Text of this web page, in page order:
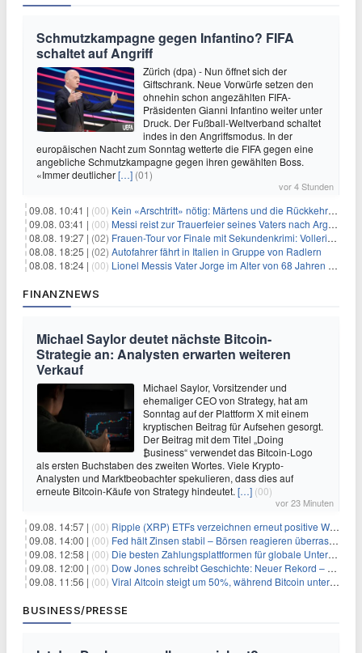
Schmutzkampagne gegen Infantino? FIFA
schaltet auf Angriff
Zürich (dpa) - Nun öffnet sich der
Giftschrank. Neue Vorwürfe setzen den
ohnehin schon angezählten FIFA-
Präsidenten Gianni Infantino weiter unter
Druck. Der Fußball-Weltverband schaltet
indes in den Angriffsmodus. In der
europäischen Nacht zum Sonntag wetterte die FIFA gegen eine
angebliche Schmutzkampagne gegen ihren gewählten Boss.
«Immer deutlicher[…] (01)
vor 4 Stunden
09.08. 10:41 | (00) Kein «Arschtritt» nötig: Märtens und die Rückkehr nach Paris
09.08. 03:41 | (00) Messi reist zur Trauerfeier seines Vaters nach Argentinien
08.08. 19:27 | (02) Frauen-Tour vor Finale mit Sekundenkrimi: Vollering in Gelb
08.08. 18:25 | (02) Autofahrer fährt in Italien in Gruppe von Radlern
08.08. 18:24 | (00) Lionel Messis Vater Jorge im Alter von 68 Jahren gestorben
FINANZNEWS
Michael Saylor deutet nächste Bitcoin-
Strategie an: Analysten erwarten weiteren
Verkauf
Michael Saylor, Vorsitzender und
ehemaliger CEO von Strategy, hat am
Sonntag auf der Plattform X mit einem
kryptischen Beitrag für Aufsehen gesorgt.
Der Beitrag mit dem Titel „Doing
₿usiness“ verwendet das Bitcoin-Logo
als ersten Buchstaben des zweiten Wortes. Viele Krypto-
Analysten und Marktbeobachter spekulieren, dass dies auf
erneute Bitcoin-Käufe von Strategy hindeutet. […] (00)
vor 23 Minuten
09.08. 14:57 | (00) Ripple (XRP) ETFs verzeichnen erneut positive Woche, doch neue Bedenken tauchen auf
09.08. 14:00 | (00) Fed hält Zinsen stabil – Börsen reagieren überraschend volatil
09.08. 12:58 | (00) Die besten Zahlungsplattformen für globale Unternehmen im Jahr 2026
09.08. 12:00 | (00) Dow Jones schreibt Geschichte: Neuer Rekord – und Amazon knackt die nächste Billionen-Marke
09.08. 11:56 | (00) Viral Altcoin steigt um 50%, während Bitcoin unter $65.000 fällt
BUSINESS/PRESSE